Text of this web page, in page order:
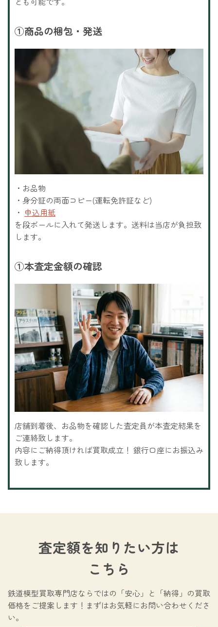
①商品の梱包・発送
・お品物
・身分証の両面コピー(運転免許証など)
・ 申込用紙
を段ボールに入れて発送します。送料は当店が負担致
します。
①本査定金額の確認
店舗到着後、お品物を確認した査定員が本査定結果を
ご連絡致します。
内容にご納得頂ければ買取成立！ 銀行口座にお振込み
致します。
査定額を知りたい方は
こちら
鉄道模型買取専門店ならではの 「安心」と「納得」の買取
価格をご提案します！ まずはお気軽にお問い合わせくださ
い。